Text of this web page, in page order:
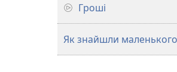
Гроші
Як знайшли